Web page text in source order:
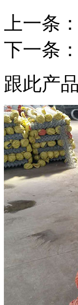
上一条：
下一条：
跟此产